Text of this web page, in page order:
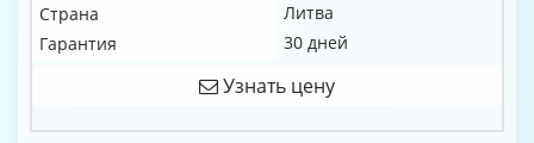
Страна
Литва
Гарантия
30 дней
Узнать цену